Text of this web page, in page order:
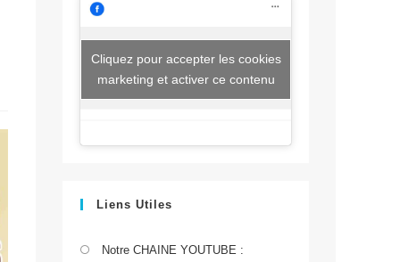
Cliquez pour accepter les cookies
marketing et activer ce contenu
Liens Utiles
Notre CHAINE YOUTUBE :